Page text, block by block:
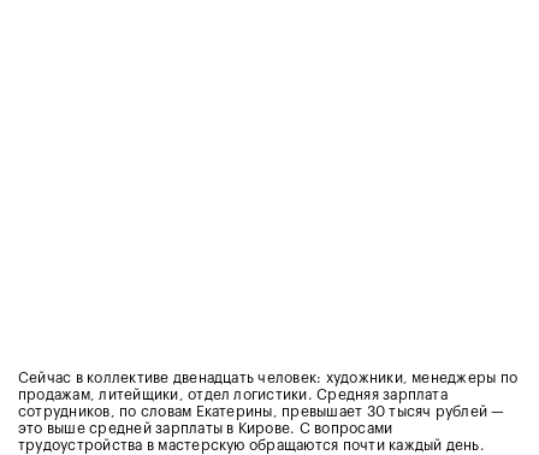
Сейчас в коллективе двенадцать человек: художники, менеджеры по
продажам, литейщики, отдел логистики. Средняя зарплата
сотрудников, по словам Екатерины, превышает 30 тысяч рублей —
это выше средней зарплаты в Кирове. С вопросами
трудоустройства в мастерскую обращаются почти каждый день.